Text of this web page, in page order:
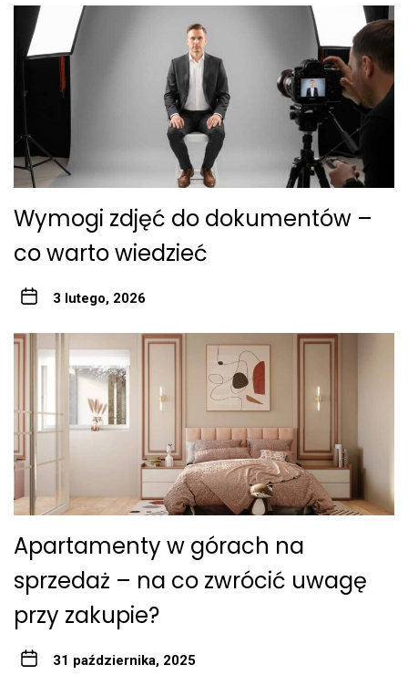
Wymogi zdjęć do dokumentów –
co warto wiedzieć
3 lutego, 2026
Apartamenty w górach na
sprzedaż – na co zwrócić uwagę
przy zakupie?
31 października, 2025